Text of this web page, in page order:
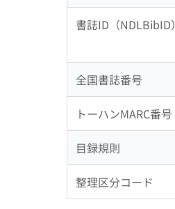
書誌ID（NDLBibID）
全国書誌番号
トーハンMARC番号
目録規則
整理区分コード